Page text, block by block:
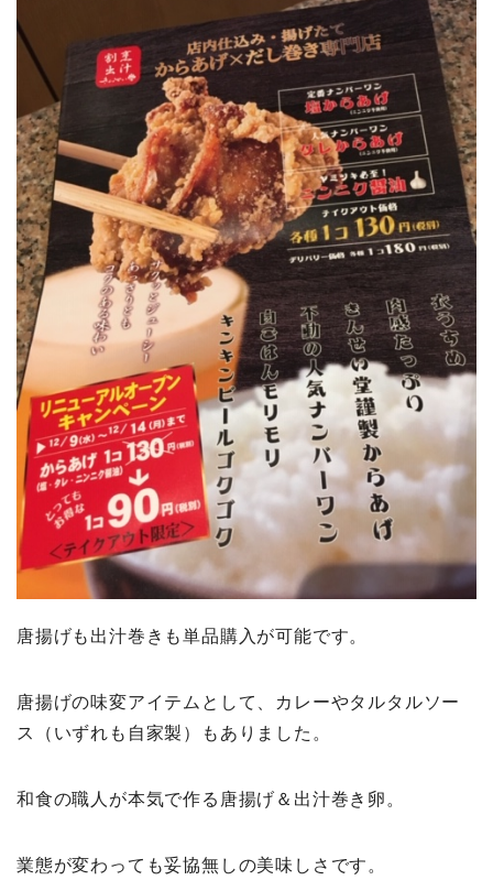
唐揚げも出汁巻きも単品購入が可能です。
唐揚げの味変アイテムとして、カレーやタルタルソー
ス（いずれも自家製）もありました。
和食の職人が本気で作る唐揚げ＆出汁巻き卵。
業態が変わっても妥協無しの美味しさです。